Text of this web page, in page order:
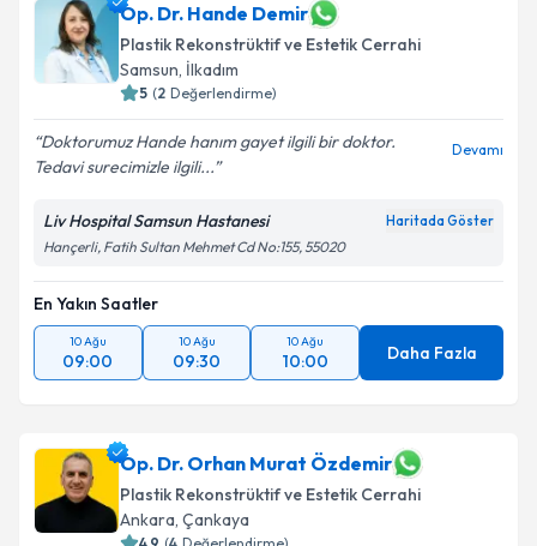
Op. Dr. Hande Demir
Plastik Rekonstrüktif ve Estetik Cerrahi
Samsun, İlkadım
5 (2 Değerlendirme)
Doktorumuz Hande hanım gayet ilgili bir doktor.
Tedavi surecimizle ilgili...
Devamı
Liv Hospital Samsun Hastanesi Haritada Göster
Hançerli, Fatih Sultan Mehmet Cd No:155, 55020
En Yakın Saatler
10 Ağu
09:00
10 Ağu
09:30
10 Ağu
10:00 Daha Fazla
Op. Dr. Orhan Murat Özdemir
Plastik Rekonstrüktif ve Estetik Cerrahi
Ankara, Çankaya